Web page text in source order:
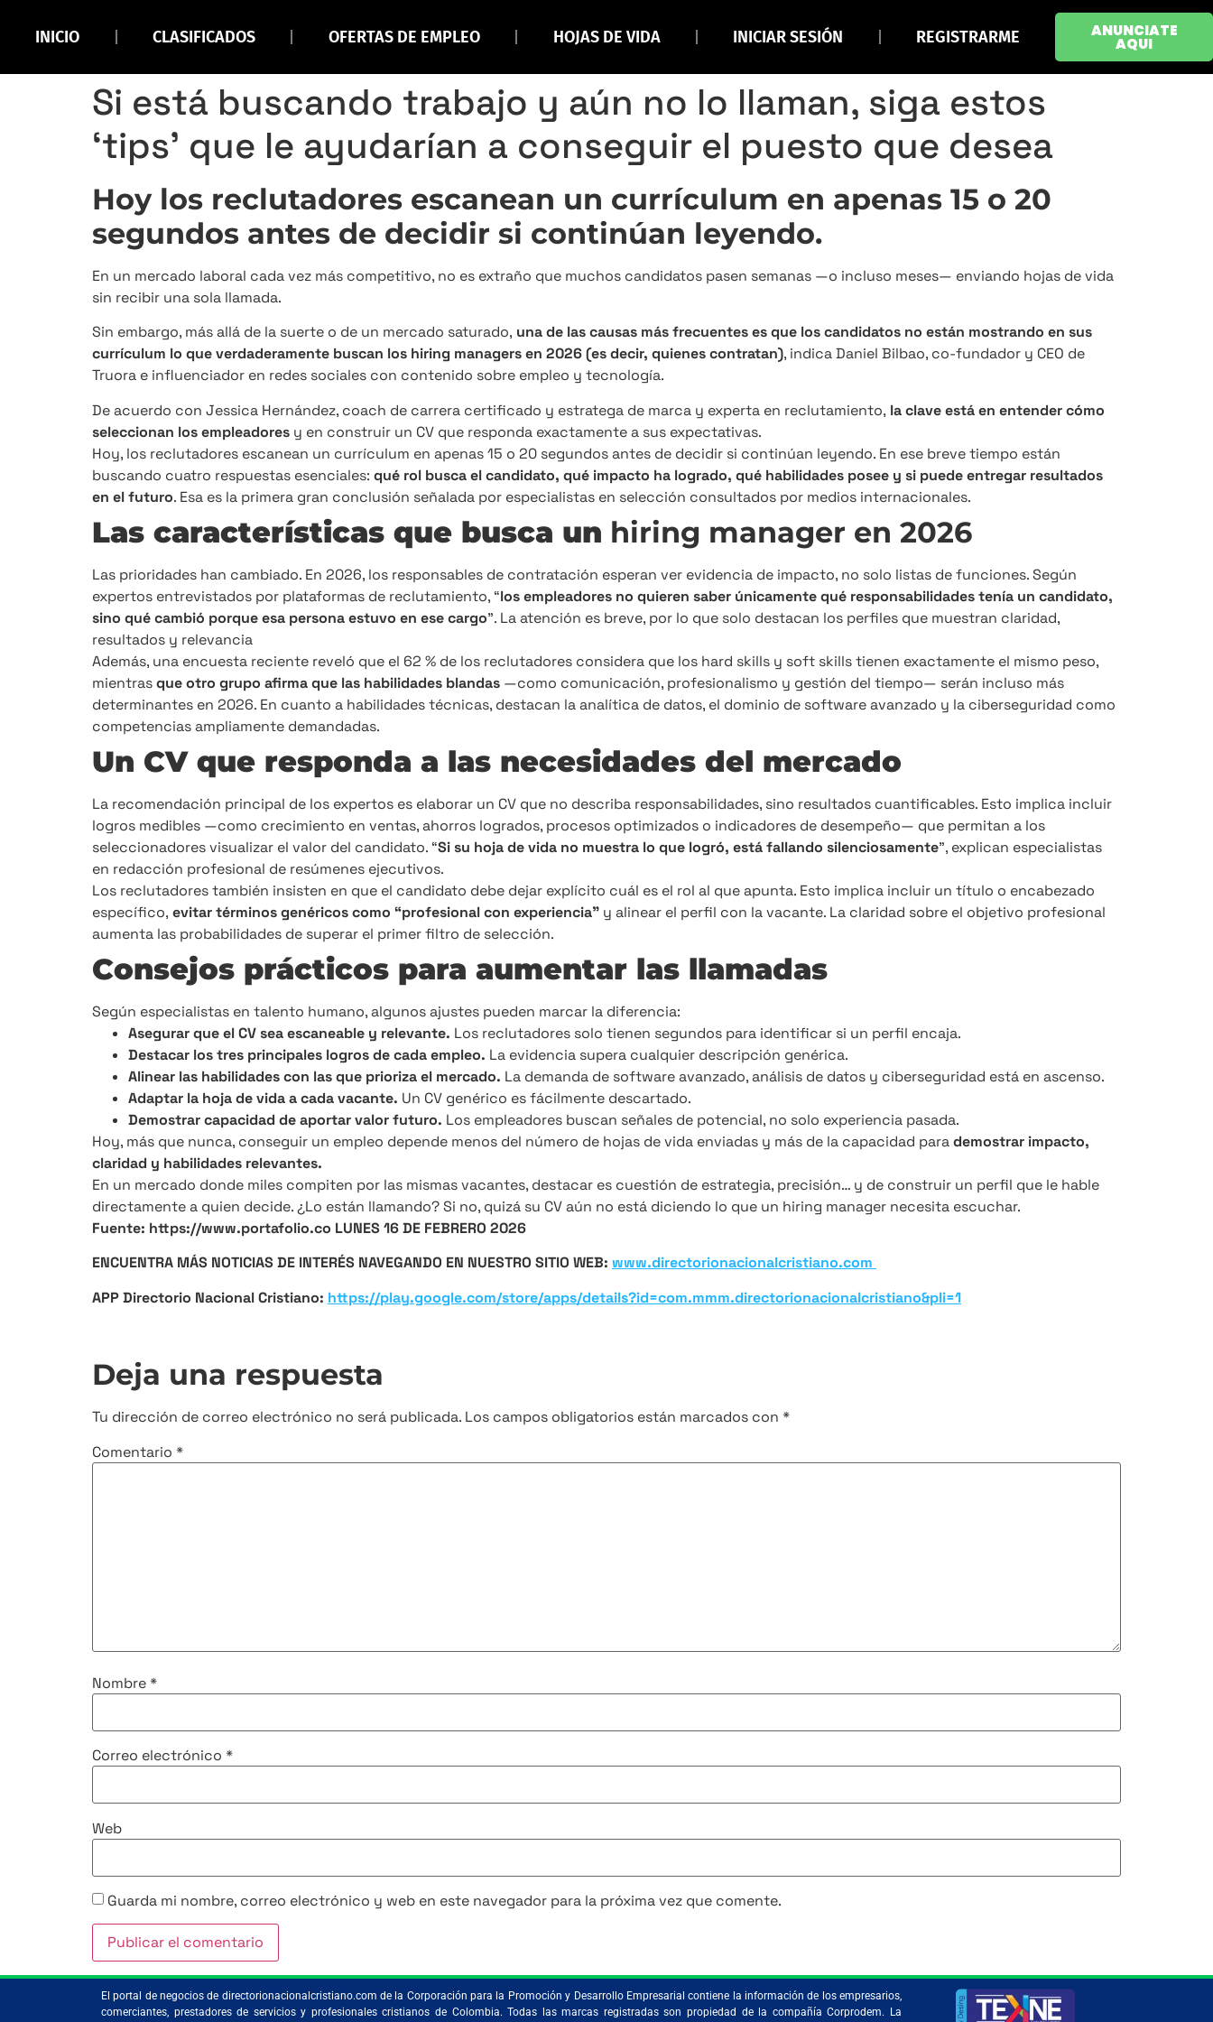
INICIO CLASIFICADOS OFERTAS DE EMPLEO HOJAS DE VIDA INICIAR SESIÓN REGISTRARME ANUNCIATE
AQUI
Si está buscando trabajo y aún no lo llaman, siga estos
‘tips’ que le ayudarían a conseguir el puesto que desea
Hoy los reclutadores escanean un currículum en apenas 15 o 20
segundos antes de decidir si continúan leyendo.
En un mercado laboral cada vez más competitivo, no es extraño que muchos candidatos pasen semanas —o incluso meses— enviando hojas de vida
sin recibir una sola llamada.
Sin embargo, más allá de la suerte o de un mercado saturado, una de las causas más frecuentes es que los candidatos no están mostrando en sus
currículum lo que verdaderamente buscan los hiring managers en 2026 (es decir, quienes contratan), indica Daniel Bilbao, co-fundador y CEO de
Truora e influenciador en redes sociales con contenido sobre empleo y tecnología.
De acuerdo con Jessica Hernández, coach de carrera certificado y estratega de marca y experta en reclutamiento, la clave está en entender cómo
seleccionan los empleadores y en construir un CV que responda exactamente a sus expectativas.
Hoy, los reclutadores escanean un currículum en apenas 15 o 20 segundos antes de decidir si continúan leyendo. En ese breve tiempo están
buscando cuatro respuestas esenciales: qué rol busca el candidato, qué impacto ha logrado, qué habilidades posee y si puede entregar resultados
en el futuro. Esa es la primera gran conclusión señalada por especialistas en selección consultados por medios internacionales.
Las características que busca un hiring manager en 2026
Las prioridades han cambiado. En 2026, los responsables de contratación esperan ver evidencia de impacto, no solo listas de funciones. Según
expertos entrevistados por plataformas de reclutamiento, “los empleadores no quieren saber únicamente qué responsabilidades tenía un candidato,
sino qué cambió porque esa persona estuvo en ese cargo”. La atención es breve, por lo que solo destacan los perfiles que muestran claridad,
resultados y relevancia
Además, una encuesta reciente reveló que el 62 % de los reclutadores considera que los hard skills y soft skills tienen exactamente el mismo peso,
mientrasque otro grupo afirma que las habilidades blandas —como comunicación, profesionalismo y gestión del tiempo— serán incluso más
determinantes en 2026. En cuanto a habilidades técnicas, destacan la analítica de datos, el dominio de software avanzado y la ciberseguridad como
competencias ampliamente demandadas.
Un CV que responda a las necesidades del mercado
La recomendación principal de los expertos es elaborar un CV que no describa responsabilidades, sino resultados cuantificables. Esto implica incluir
logros medibles —como crecimiento en ventas, ahorros logrados, procesos optimizados o indicadores de desempeño— que permitan a los
seleccionadores visualizar el valor del candidato. “Si su hoja de vida no muestra lo que logró, está fallando silenciosamente”, explican especialistas
en redacción profesional de resúmenes ejecutivos.
Los reclutadores también insisten en que el candidato debe dejar explícito cuál es el rol al que apunta. Esto implica incluir un título o encabezado
específico, evitar términos genéricos como “profesional con experiencia” y alinear el perfil con la vacante. La claridad sobre el objetivo profesional
aumenta las probabilidades de superar el primer filtro de selección.
Consejos prácticos para aumentar las llamadas
Según especialistas en talento humano, algunos ajustes pueden marcar la diferencia:
Asegurar que el CV sea escaneable y relevante. Los reclutadores solo tienen segundos para identificar si un perfil encaja.
Destacar los tres principales logros de cada empleo. La evidencia supera cualquier descripción genérica.
Alinear las habilidades con las que prioriza el mercado. La demanda de software avanzado, análisis de datos y ciberseguridad está en ascenso.
Adaptar la hoja de vida a cada vacante. Un CV genérico es fácilmente descartado.
Demostrar capacidad de aportar valor futuro. Los empleadores buscan señales de potencial, no solo experiencia pasada.
Hoy, más que nunca, conseguir un empleo depende menos del número de hojas de vida enviadas y más de la capacidad parademostrar impacto,
claridad y habilidades relevantes.
En un mercado donde miles compiten por las mismas vacantes, destacar es cuestión de estrategia, precisión… y de construir un perfil que le hable
directamente a quien decide. ¿Lo están llamando? Si no, quizá su CV aún no está diciendo lo que un hiring manager necesita escuchar.
Fuente: https://www.portafolio.co LUNES 16 DE FEBRERO 2026
ENCUENTRA MÁS NOTICIAS DE INTERÉS NAVEGANDO EN NUESTRO SITIO WEB: www.directorionacionalcristiano.com
APP Directorio Nacional Cristiano: https://play.google.com/store/apps/details?id=com.mmm.directorionacionalcristiano&pli=1
Deja una respuesta
Tu dirección de correo electrónico no será publicada. Los campos obligatorios están marcados con *
Comentario *
Nombre*
Correo electrónico *
Web
Guarda mi nombre, correo electrónico y web en este navegador para la próxima vez que comente.
El portal de negocios de directorionacionalcristiano.com de la Corporación para la Promoción y Desarrollo Empresarial contiene la información de los empresarios,
comerciantes, prestadores de servicios y profesionales cristianos de Colombia. Todas las marcas registradas son propiedad de la compañía Corprodem. La